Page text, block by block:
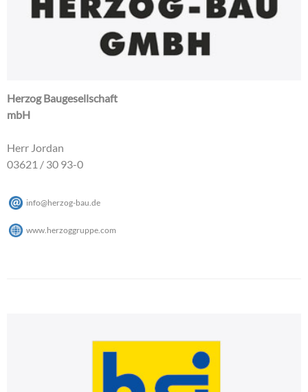
Herzog Baugesellschaft
mbH
Herr Jordan
03621 / 30 93-0
info@herzog-bau de
www.herzoggruppe.com